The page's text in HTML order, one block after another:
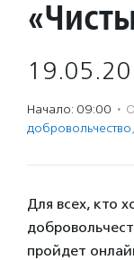
Начало: 09:00 ·
доброволь­чест­во,
Для всех, кто
пройдет